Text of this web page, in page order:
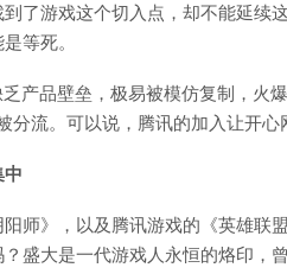
了游戏这个切入点，却不能延续
等死。
产品壁垒，极易被模仿复制，火
分流。可以说，腾讯的加入让开心
中
师》，以及腾讯游戏的《英雄联
盛大是一代游戏人永恒的烙印，